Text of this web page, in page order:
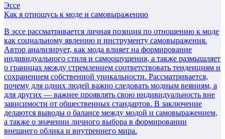
Эссе
Как я отношусь к моде и самовыражению
В эссе рассматривается личная позиция по отношению к моде
как социальному явлению и инструменту самовыражения.
Автор анализирует, как мода влияет на формирование
индивидуального стиля и самоощущения, а также размышляет
о границах между стремлением соответствовать тенденциям и
сохранением собственной уникальности. Рассматривается,
почему для одних людей важно следовать модным веяниям, а
для других — важнее проявлять свою индивидуальность вне
зависимости от общественных стандартов. В заключение
делаются выводы о балансе между модой и самовыражением,
а также о значении личного выбора в формировании
внешнего облика и внутреннего мира.